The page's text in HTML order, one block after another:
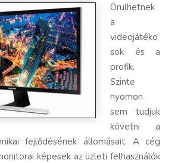
Örülhetnek
a
videojátéko
sok és a
profik.
Szinte
nyomon
sem tudjuk
követni a
fejlődésének állomásait. A cég
képesek az üzleti felhasználók